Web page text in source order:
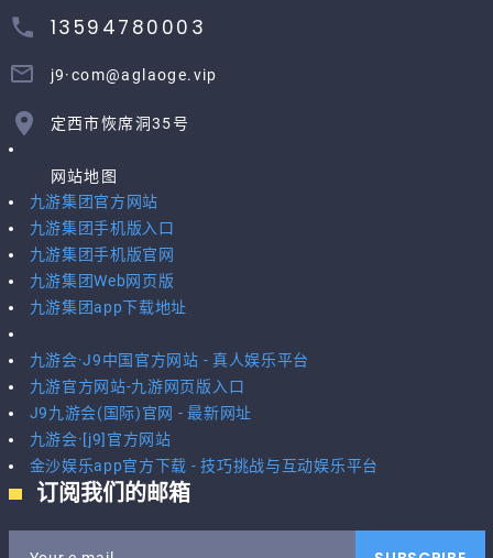
13594780003
j9·com@aglaoge.vip
定西市恢席洞35号
网站地图
九游集团官方网站
九游集团手机版入口
九游集团手机版官网
九游集团Web网页版
九游集团app下载地址
九游会·J9中国官方网站 - 真人娱乐平台
九游官方网站-九游网页版入口
J9九游会(国际)官网 - 最新网址
九游会·[j9]官方网站
金沙娱乐app官方下载 - 技巧挑战与互动娱乐平台
订阅我们的邮箱